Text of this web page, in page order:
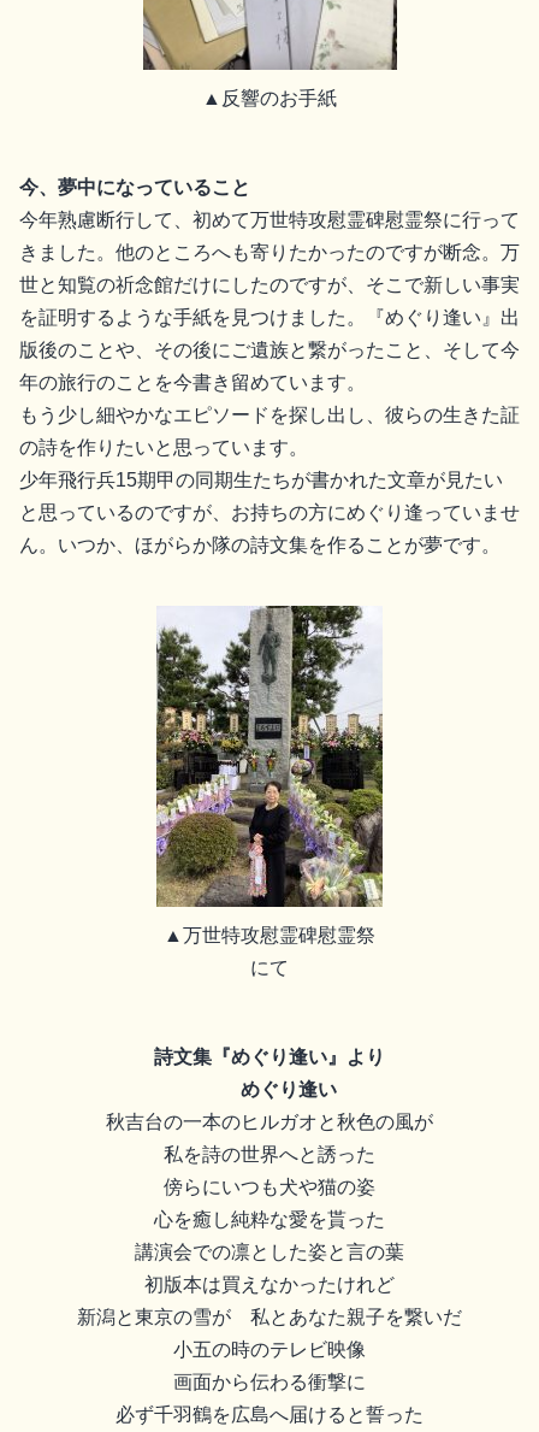
▲反響のお手紙
今、夢中になっていること
今年熟慮断行して、初めて万世特攻慰霊碑慰霊祭に行って
きました。他のところへも寄りたかったのですが断念。万
世と知覧の祈念館だけにしたのですが、そこで新しい事実
を証明するような手紙を見つけました。『めぐり逢い』出
版後のことや、その後にご遺族と繋がったこと、そして今
年の旅行のことを今書き留めています。
もう少し細やかなエピソードを探し出し、彼らの生きた証
の詩を作りたいと思っています。
少年飛行兵15期甲の同期生たちが書かれた文章が見たい
と思っているのですが、お持ちの方にめぐり逢っていませ
ん。いつか、ほがらか隊の詩文集を作ることが夢です。
▲万世特攻慰霊碑慰霊祭
にて
詩文集 『めぐり逢い』より
めぐり逢い
秋吉台の一本のヒルガオと秋色の風が
私を詩の世界へと誘った
傍らにいつも犬や猫の姿
心を癒し純粋な愛を貰った
講演会での凛とした姿と言の葉
初版本は買えなかったけれど
新潟と東京の雪が 私とあなた親子を繋いだ
小五の時のテレビ映像
画面から伝わる衝撃に
必ず千羽鶴を広島へ届けると誓った